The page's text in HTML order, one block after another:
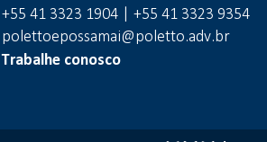
+55 41 3323 1904 | +55 41 3323 9354
polettoepossamai@poletto.adv.br
Trabalhe conosco